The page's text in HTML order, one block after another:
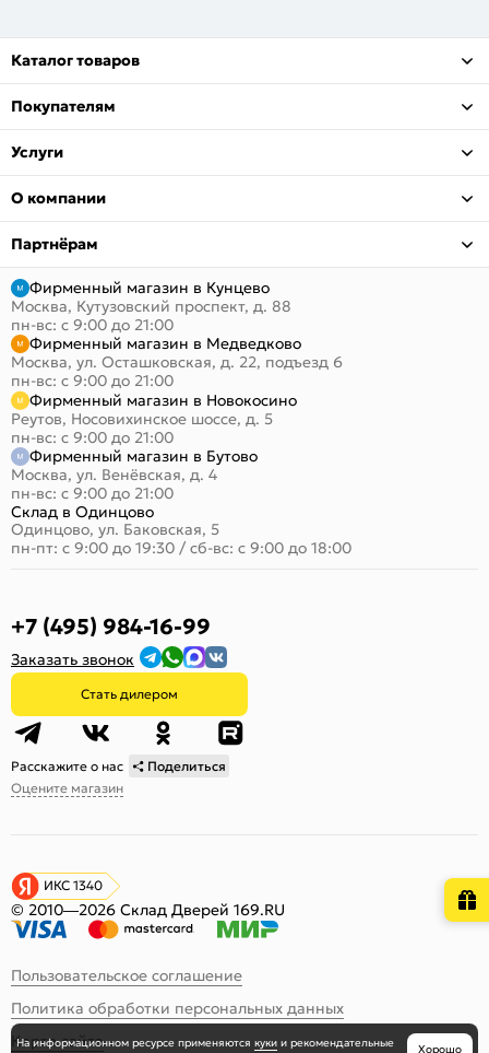
Каталог товаров
Покупателям
Услуги
О компании
Партнёрам
Фирменный магазин в Кунцево
Москва, Кутузовский проспект, д. 88
пн-вс: с 9:00 до 21:00
Фирменный магазин в Медведково
Москва, ул. Осташковская, д. 22, подъезд 6
пн-вс: с 9:00 до 21:00
Фирменный магазин в Новокосино
Реутов, Носовихинское шоссе, д. 5
пн-вс: с 9:00 до 21:00
Фирменный магазин в Бутово
Москва, ул. Венёвская, д. 4
пн-вс: с 9:00 до 21:00
Склад в Одинцово
Одинцово, ул. Баковская, 5
пн-пт: с 9:00 до 19:30 / сб-вс: с 9:00 до 18:00
+7 (495) 984-16-99
Заказать звонок
Стать дилером
Расскажите о нас
Поделиться
Оцените магазин
ИКС 1340
© 2010—2026 Склад Дверей 169.RU
Пользовательское соглашение
Политика обработки персональных данных
Карта сайта
На информационном ресурсе применяются куки и рекомендательные
Хорошо